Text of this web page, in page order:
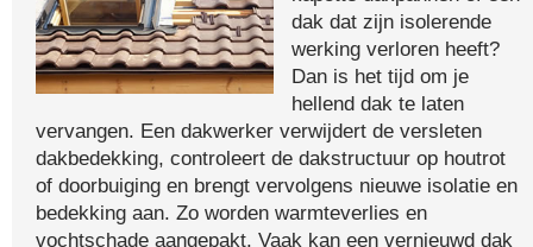
dak dat zijn isolerende
werking verloren heeft?
Dan is het tijd om je
hellend dak te laten
vervangen. Een dakwerker verwijdert de versleten
dakbedekking, controleert de dakstructuur op houtrot
of doorbuiging en brengt vervolgens nieuwe isolatie en
bedekking aan. Zo worden warmteverlies en
vochtschade aangepakt. Vaak kan een vernieuwd dak